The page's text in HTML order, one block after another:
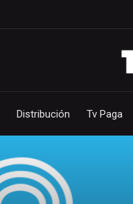
Distribución Tv Paga